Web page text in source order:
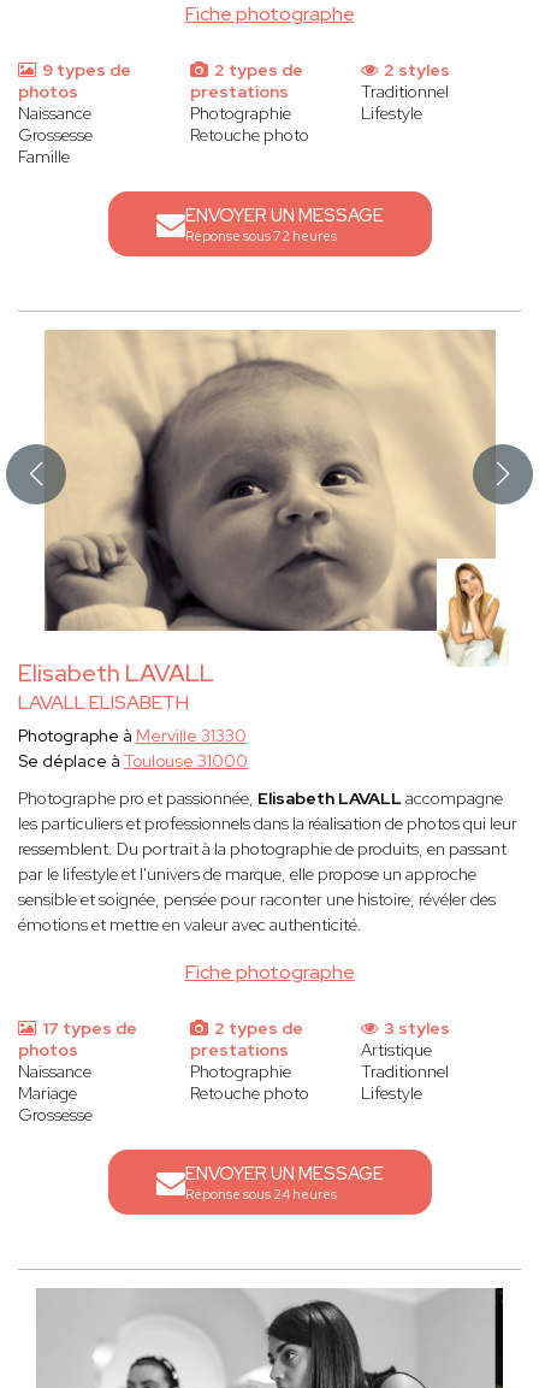
Fiche photographe
9 types de
photos
Naissance
Grossesse
Famille
2 types de
prestations
Photographie
Retouche photo
2 styles
Traditionnel
Lifestyle
ENVOYER UN MESSAGE
Réponse sous 72 heures
Elisabeth LAVALL
LAVALL ELISABETH
Fiche photographe
Photographe à Merville 31330
Se déplace à Toulouse 31000
Photographe pro et passionnée, Elisabeth LAVALLaccompagne
les particuliers et professionnels dans la réalisation de photos qui leur
ressemblent. Du portrait à la photographie de produits, en passant
par le lifestyle et l'univers de marque, elle propose un approche
sensible et soignée, pensée pour raconter une histoire, révéler des
émotions et mettre en valeur avec authenticité.
17 types de
photos
Naissance
Mariage
Grossesse
2 types de
prestations
Photographie
Retouche photo
3 styles
Artistique
Traditionnel
Lifestyle
ENVOYER UN MESSAGE
Réponse sous 24 heures